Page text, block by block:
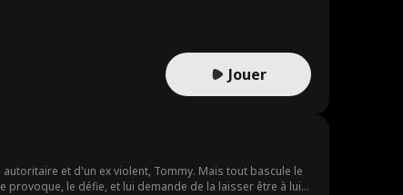
Jouer
et d'un ex violent, Tommy. Mais tout bascule le
provoque, le défie, et lui demande de la laisser être à lui.